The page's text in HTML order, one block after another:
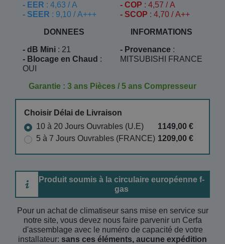
- EER : 4,63 / A
- SEER : 9,10 / A+++
- COP : 4,57 / A
- SCOP : 4,70 / A++
DONNEES
- dB Mini : 21
- Blocage en Chaud :
OUI
INFORMATIONS
- Provenance :
MITSUBISHI FRANCE
Garantie : 3 ans Pièces / 5 ans Compresseur
Choisir Délai de Livraison
10 à 20 Jours Ouvrables (U.E)
1149,00 €
5 à 7 Jours Ouvrables (FRANCE) 1209,00 €
Produit soumis à la circulaire européenne f-
gas
Pour un achat de climatiseur sans mise en service sur
notre site, vous devez nous faire parvenir un Cerfa
d'assemblage avec le numéro de capacité de votre
installateur: sans ces éléments, aucune expédition